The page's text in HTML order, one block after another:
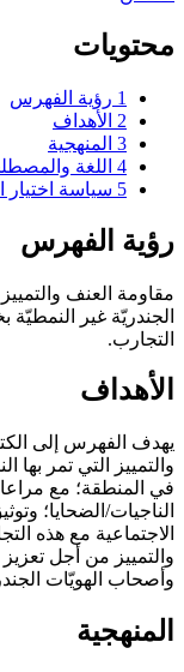
محتويات
1 رؤية الفهرس
2 الأهداف
3 المنهجية
4 اللغة
5 سياسة اختيار
رؤية الفهرس
مقاومة العنف
الجندريّة غير
التجارب.
الأهداف
يهدف الفهرس إلى
والتمييز التي تمر بها
في المنطقة؛ مع
الناجيات/الضحايا؛
الاجتماعية مع هذه
والتمييز من أجل
وأصحاب الهويّات
المنهجية